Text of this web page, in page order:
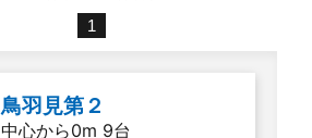
1
鳥羽見第２
中心から0m 9台